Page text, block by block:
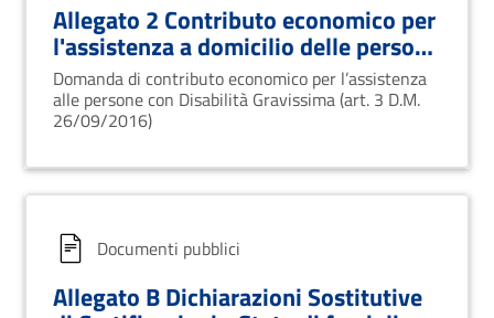
Allegato 2 Contributo economico per
l'assistenza a domicilio delle persone
con disabilità gravissima
Domanda di contributo economico per l’assistenza
alle persone con Disabilità Gravissima (art. 3 D.M.
26/09/2016)
Documenti pubblici
Allegato B Dichiarazioni Sostitutive